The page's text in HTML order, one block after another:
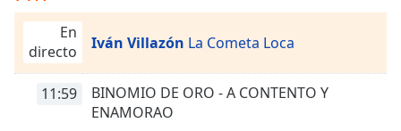
Playback
Rate
En
directo
Iván Villazón La Cometa Loca
11:59
BINOMIO DE ORO - A CONTENTO Y
ENAMORAO